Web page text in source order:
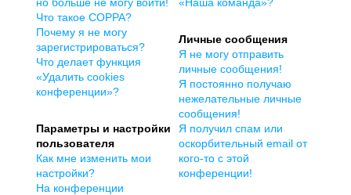
Что такое COPPA?
Почему я не могу
зарегистрироваться?
Что делает функция
«Удалить cookies
конференции»?
Параметры и настройки
пользователя
Как мне изменить мои
настройки?
На конференции
Личные сообщения
Я не могу отправить
личные сообщения!
Я постоянно получаю
нежелательные личные
сообщения!
Я получил спам или
оскорбительный email от
кого-то с этой
конференции!